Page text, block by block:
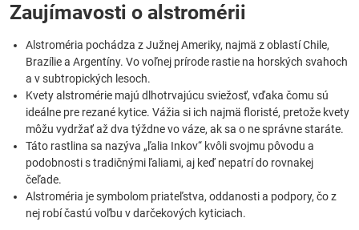
Zaujímavosti o alstromérii
Alstroméria pochádza z Južnej Ameriky, najmä z oblastí Chile,
Brazílie a Argentíny. Vo voľnej prírode rastie na horských svahoch
a v subtropických lesoch.
Kvety alstromérie majú dlhotrvajúcu sviežosť, vďaka čomu sú
ideálne pre rezané kytice. Vážia si ich najmä floristé, pretože kvety
môžu vydržať až dva týždne vo váze, ak sa o ne správne staráte.
Táto rastlina sa nazýva „ľalia Inkov“ kvôli svojmu pôvodu a
podobnosti s tradičnými ľaliami, aj keď nepatrí do rovnakej
čeľade.
Alstroméria je symbolom priateľstva, oddanosti a podpory, čo z
nej robí častú voľbu v darčekových kyticiach.